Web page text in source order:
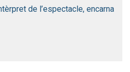
de l’espectacle, encarna